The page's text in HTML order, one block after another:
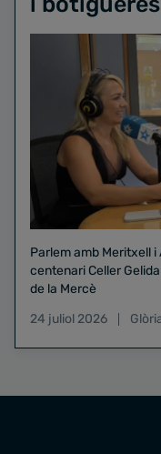
Parlem amb Meritxell
centenari Celler Gelida de Sants, que enguany faran el pregó
de la Mercè
24 juliol 2026